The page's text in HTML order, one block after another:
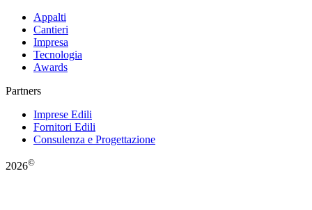
Appalti
Cantieri
Impresa
Tecnologia
Awards
Partners
Imprese Edili
Fornitori Edili
Consulenza e Progettazione
2026©